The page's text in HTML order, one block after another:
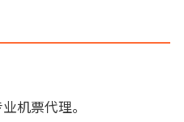
机票代理。